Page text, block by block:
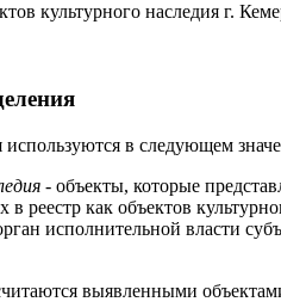
культурного наследия г.
в следующем
- объекты, которые
реестр как объектов
исполнительной власти
выявленными